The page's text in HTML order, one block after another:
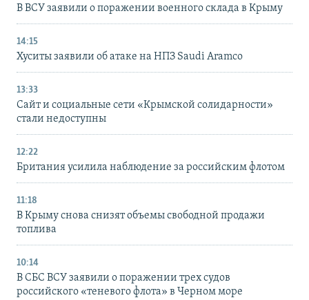
В ВСУ заявили о поражении военного склада в Крыму
14:15
Хуситы заявили об атаке на НПЗ Saudi Aramco
13:33
Сайт и социальные сети «Крымской солидарности»
стали недоступны
12:22
Британия усилила наблюдение за российским флотом
11:18
В Крыму снова снизят объемы свободной продажи
топлива
10:14
В СБС ВСУ заявили о поражении трех судов
российского «теневого флота» в Черном море